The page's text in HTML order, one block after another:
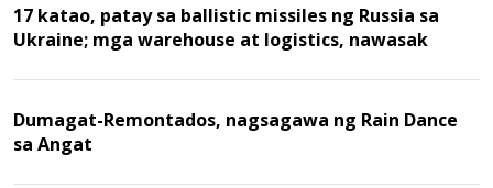
17 katao, patay sa ballistic missiles ng Russia sa
Ukraine; mga warehouse at logistics, nawasak
Dumagat-Remontados, nagsagawa ng Rain Dance
sa Angat